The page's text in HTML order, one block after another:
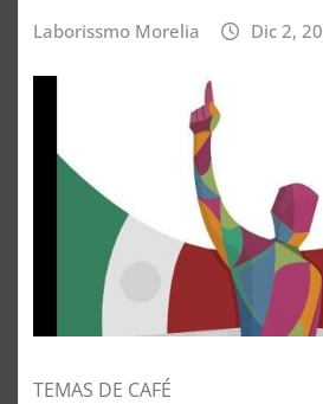
Laborissmo Morelia Dic 2,
TEMAS DE CAFÉ